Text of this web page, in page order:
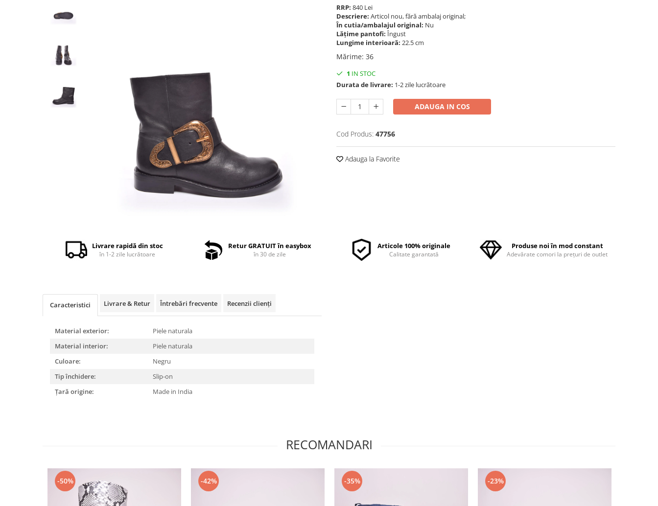
Facebook
RRP: 840 Lei
Descriere: Articol nou, fără ambalaj original;
În cutia/ambalajul original: Nu
Lățime pantofi: Îngust
Lungime interioară: 22.5 cm
Mărime: 36
1 IN STOC
Durata de livrare: 1-2 zile lucrătoare
ADAUGA IN COS
Cod Produs: 47756
Adauga la Favorite
Livrare rapidă din stoc
în 1-2 zile lucrătoare
Retur GRATUIT în easybox
în 30 de zile
Articole 100% originale
Calitate garantată
Produse noi în mod constant
Adevărate comori la prețuri de outlet
Caracteristici Livrare & Retur Întrebări frecvente Recenzii clienți
Material exterior:
Piele naturala
Material interior:
Piele naturala
Culoare:
Negru
Tip închidere:
Slip-on
Țară origine:
Made in India
RECOMANDARI
-50% -42% -35% -23%